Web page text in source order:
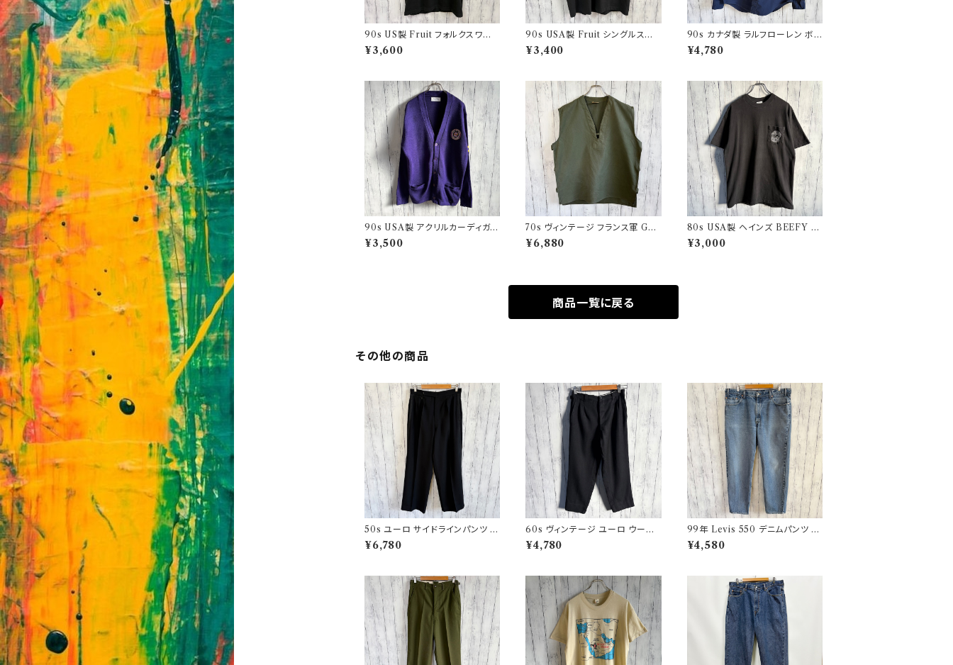
90s US製 Fruit フォルクスワー
ゲン シングルステッチTシャツ ヴィ
ンテージTシャツ アド 企業
¥3,600
90s USA製 Fruit シングルステッ
チTシャツ ポケットT screenstar
s ヴィンテージ
¥3,400
90s カナダ製 ラルフローレン ボタ
ンダウンシャツ Ralph Lauren
¥4,780
90s USA製 アクリルカーディガン
レタード 紫 アメリカ製
¥3,500
70s ヴィンテージ フランス軍 GA
Oベスト ミリタリーベスト ユーロ
ミリタリー
¥6,880
80s USA製 ヘインズ BEEFY シ
ングルステッチTシャツ ヴィンテー
ジTシャツ ポケT
¥3,000
商品一覧に戻る
その他の商品
50s ユーロ サイドラインパンツ ウ
ールパンツ ワイドスラックドレスパ
ンツ
¥6,780
60s ヴィンテージ ユーロ ウール
パンツ スラックス ビンテージ 32
¥4,780
99年 Levis 550 デニムパンツ ワ
イドデニム リーバイス ヴィンテー
ジ 21
¥4,580